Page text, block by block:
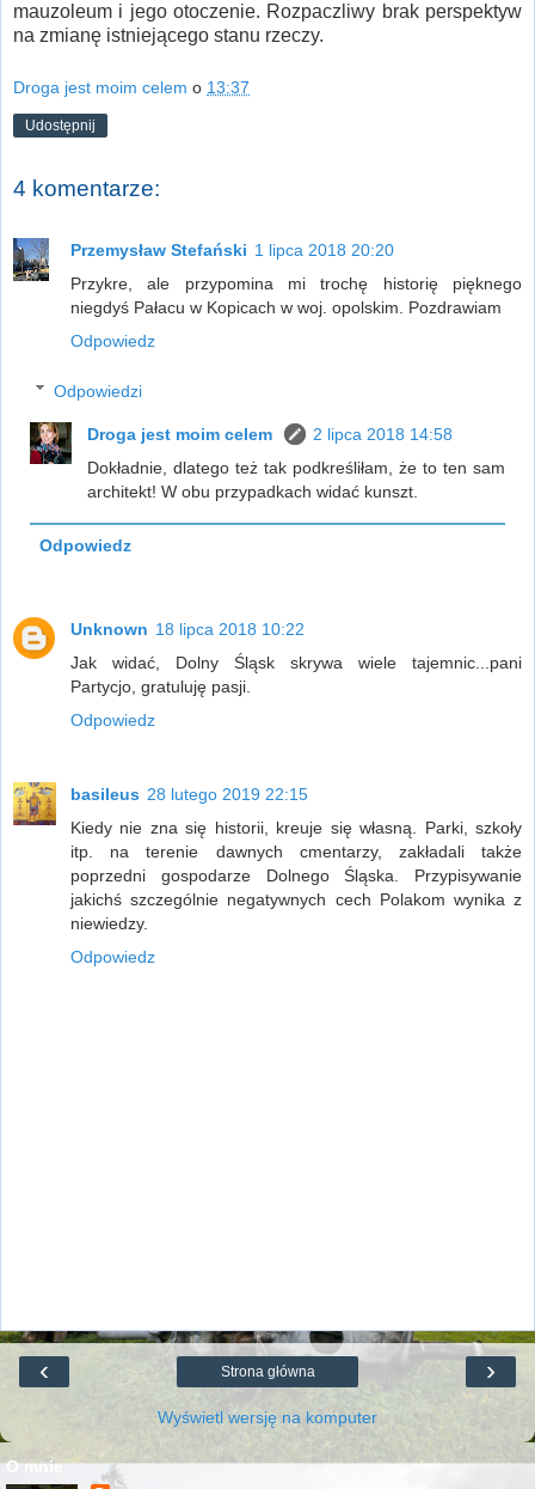
mauzoleum i jego otoczenie. Rozpaczliwy brak perspektyw
na zmianę istniejącego stanu rzeczy.
Droga jest moim celem o 13:37
Udostępnij
4 komentarze:
Przemysław Stefański 1 lipca 2018 20:20
Przykre, ale przypomina mi trochę historię pięknego
niegdyś Pałacu w Kopicach w woj. opolskim. Pozdrawiam
Odpowiedz
Odpowiedzi
Droga jest moim celem
2 lipca 2018 14:58
Dokładnie, dlatego też tak podkreśliłam, że to ten sam
architekt! W obu przypadkach widać kunszt.
Odpowiedz
Unknown 18 lipca 2018 10:22
Jak widać, Dolny Śląsk skrywa wiele tajemnic...pani
Partycjo, gratuluję pasji.
Odpowiedz
basileus 28 lutego 2019 22:15
Kiedy nie zna się historii, kreuje się własną. Parki, szkoły
itp. na terenie dawnych cmentarzy, zakładali także
poprzedni gospodarze Dolnego Śląska. Przypisywanie
jakichś szczególnie negatywnych cech Polakom wynika z
niewiedzy.
Odpowiedz
‹ ›
Strona główna
Wyświetl wersję na komputer
O mnie